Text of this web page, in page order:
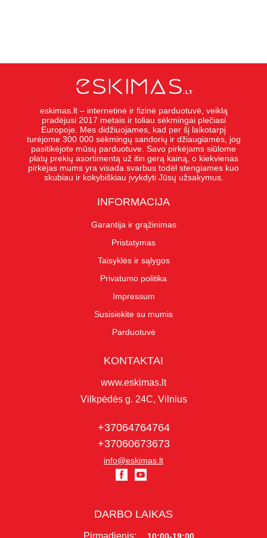
eskimas.lt – internetinė ir fizinė parduotuvė, veiklą
pradėjusi 2017 metais ir toliau sėkmingai plečiasi
Europoje. Mes didžiuojames, kad per šį laikotarpį
turėjome 300 000 sėkmingų sandorių ir džiaugiamės, jog
pasitikėjote mūsų parduotuve. Savo pirkėjams siūlome
platų prekių asortimentą už itin gerą kainą, o kiekvienas
pirkėjas mums yra visada svarbus todėl stengiames kuo
skubiau ir kokybiškiau įvykdyti Jūsų užsakymus.
INFORMACIJA
Garantija ir grąžinimas
Pristatymas
Taisyklės ir sąlygos
Privatumo politika
Impressum
Susisiekite su mumis
Parduotuvė
KONTAKTAI
www.eskimas.lt
Vilkpėdės g. 24C, Vilnius
+37064764764
+37060673673
info@eskimas.lt
DARBO LAIKAS